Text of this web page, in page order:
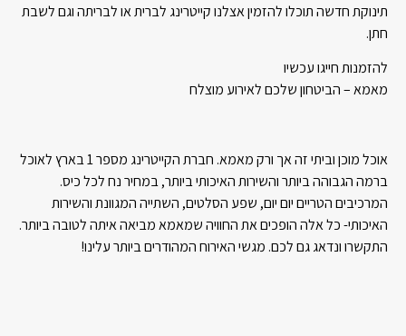
תינוקת חדשה תוכלו להזמין אצלנו קייטרינג לברית או לבריתה וגם לשבת
חתן.
להזמנות חייגו עכשיו
מאמא – הביטחון שלכם לאירוע מוצלח
אוכל מוכן וביתי זה אך ורק מאמא. חברת הקייטרינג מספר 1 בארץ לאוכל
ברמה הגבוהה ביותר והשירות האיכותי ביותר, במחיר נח לכל כיס.
המרכיבים הטריים יום יום, שפע הסלטים, השתייה המגוונת והשירות
האיכותי- כל אלה הופכים את החוויה שמאמא מביאה איתה לטובה ביותר.
התקשרו ונדאג גם לכם. מגשי האירוח המהודרים ביותר עלינו!